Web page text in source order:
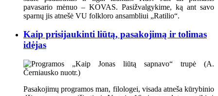
pavasario mėnuo – KOVAS. Pasižvalgykime, ką ant savo
sparnų jis atnešė VU folkloro ansambliui „Ratilio“.
Kaip prisijaukinti liūtą, pasakojimą ir tolimas
idėjas
Pasakojimų programos man, filologei, visada atneša kūrybinio